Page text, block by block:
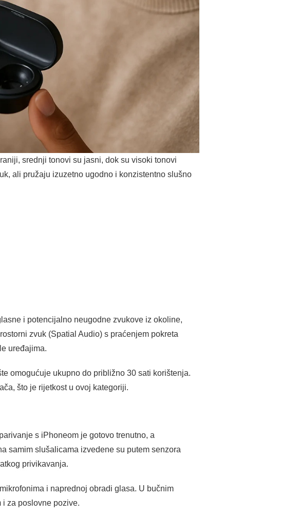
srednji tonovi su jasni, dok su visoki tonovi
ali pružaju izuzetno ugodno i konzistentno slušno
i potencijalno neugodne zvukove iz okoline,
zvuk (Spatial Audio) s praćenjem pokreta
uređajima.
omogućuje ukupno do približno 30 sati korištenja.
što je rijetkost u ovoj kategoriji.
s iPhoneom je gotovo trenutno, a
samim slušalicama izvedene su putem senzora
privikavanja.
i naprednoj obradi glasa. U bučnim
za poslovne pozive.